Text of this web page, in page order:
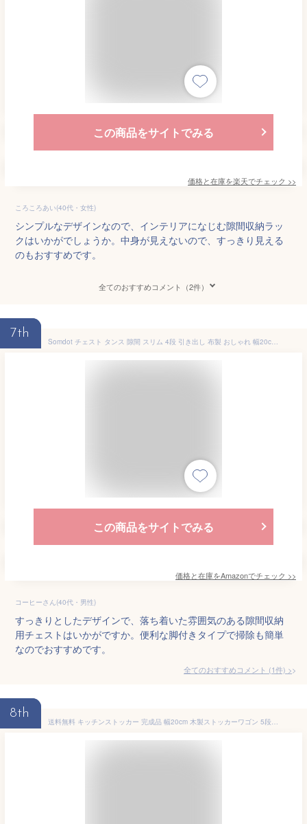
この商品をサイトでみる
価格と在庫を楽天でチェック >>
ころころあい(40代・女性)
シンプルなデザインなので、インテリアになじむ隙間収納ラッ
クはいかがでしょうか。中身が見えないので、すっきり見える
のもおすすめです。
全てのおすすめコメント（2件）
7th
Somdot チェスト タンス 隙間 スリム 4段 引き出し 布製 おしゃれ 幅20cm ランドリー タワー 収納棚 多機能 小物 収納ボックス ナチュラル ダークグレー
この商品をサイトでみる
価格と在庫をAmazonでチェック >>
コーヒーさん(40代・男性)
すっきりとしたデザインで、落ち着いた雰囲気のある隙間収納
用チェストはいかがですか。便利な脚付きタイプで掃除も簡単
なのでおすすめです。
全てのおすすめコメント (1件) >
8th
送料無料 キッチンストッカー 完成品 幅20cm 木製ストッカーワゴン 5段収納 キャスター付き キッチンラック ストッカー スリム キッチン キッチンワゴン 省スペース 引き出し 隙間収納 すきま収納 タイル天板 サニタリーラック ランドリー おしゃれ ナチュラル MUD-6780NA